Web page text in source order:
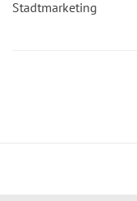
Stadtmarketing